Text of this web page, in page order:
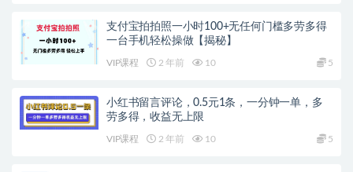
支付宝拍拍照一小时100+无任何门槛多劳多得
一台手机轻松操做【揭秘】
VIP课程 2 年前 10 5
小红书留言评论，0.5元1条，一分钟一单，多
劳多得，收益无上限
VIP课程 2 年前 10 5